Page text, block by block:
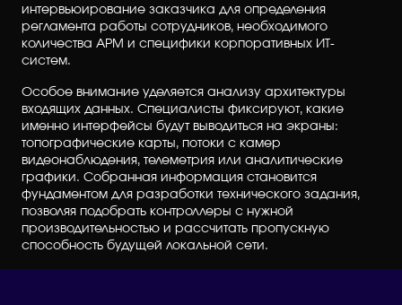
интервьюирование заказчика для определения
регламента работы сотрудников, необходимого
количества АРМ и специфики корпоративных ИТ-
систем.
Особое внимание уделяется анализу архитектуры
входящих данных. Специалисты фиксируют, какие
именно интерфейсы будут выводиться на экраны:
топографические карты, потоки с камер
видеонаблюдения, телеметрия или аналитические
графики. Собранная информация становится
фундаментом для разработки технического задания,
позволяя подобрать контроллеры с нужной
производительностью и рассчитать пропускную
способность будущей локальной сети.